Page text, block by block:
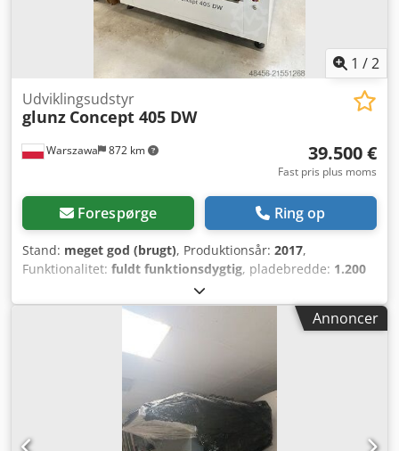
1 /2
Warszawa 872 km
Udviklingsudstyr
glunz Concept 405 DW
39.500 €
Fast pris plus moms
Forespørge Ring op
Stand: meget god (brugt), Produktionsår: 2017,
Funktionalitet: fuldt funktionsdygtig, pladebredde: 1.200
1.600 mm, Udviklingsmaskine til
flexoplader fra G&J, model Concept 405 DW. Maskinen er i
super stand og har været brugt som backup i
produktionen. Maks. pladeformat: 120x160 cm. Tilsluttet
strøm og klar til test. Chedpeyv Agfsfx Acmoa
Annoncer